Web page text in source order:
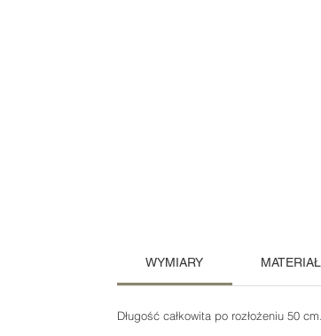
WYMIARY MATERIAŁ
Długość całkowita po rozłożeniu 50 cm.